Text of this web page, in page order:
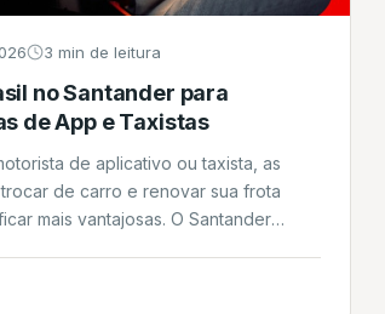
3 min de leitura
no Santander para
de App e Taxistas
de aplicativo ou taxista, as
de carro e renovar sua frota
mais vantajosas. O Santander
em parceria com o BNDES. Neste